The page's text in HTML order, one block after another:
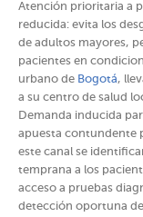
Atención prioritaria a
reducida: evita los
de adultos mayores,
pacientes en
urbano de Bogotá,
a su centro de salud
Demanda inducida
apuesta contundente
este canal se
temprana a los
acceso a pruebas
detección oportuna